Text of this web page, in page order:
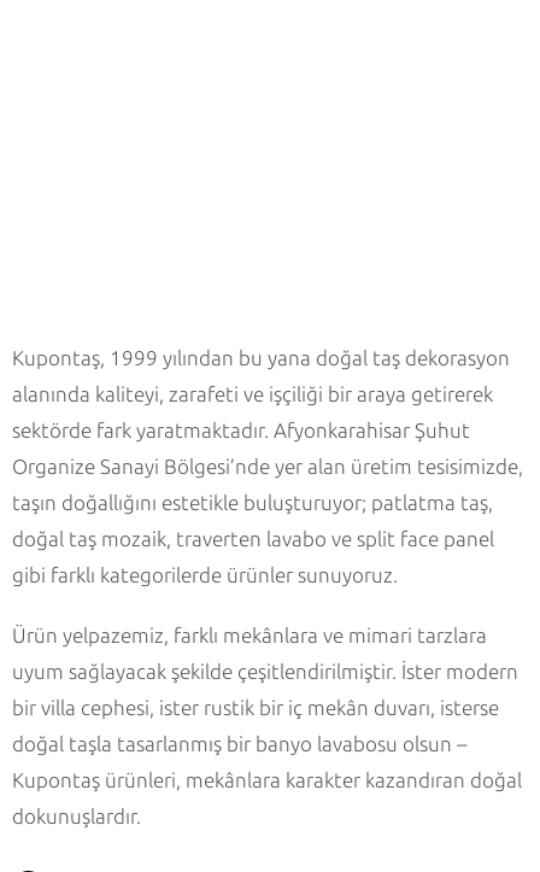
Kupontaş, 1999 yılından bu yana doğal taş dekorasyon
alanında kaliteyi, zarafeti ve işçiliği bir araya getirerek
sektörde fark yaratmaktadır. Afyonkarahisar Şuhut
Organize Sanayi Bölgesi’nde yer alan üretim tesisimizde,
taşın doğallığını estetikle buluşturuyor; patlatma taş,
doğal taş mozaik, traverten lavabo ve split face panel
gibi farklı kategorilerde ürünler sunuyoruz.
Ürün yelpazemiz, farklı mekânlara ve mimari tarzlara
uyum sağlayacak şekilde çeşitlendirilmiştir. İster modern
bir villa cephesi, ister rustik bir iç mekân duvarı, isterse
doğal taşla tasarlanmış bir banyo lavabosu olsun –
Kupontaş ürünleri, mekânlara karakter kazandıran doğal
dokunuşlardır.